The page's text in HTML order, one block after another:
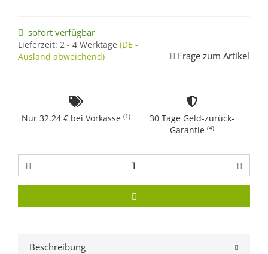
sofort verfügbar
Lieferzeit: 2 - 4 Werktage (DE -
Ausland abweichend)
Frage zum Artikel
Nur 32.24 € bei Vorkasse (1)
30 Tage Geld-zurück-
Garantie (4)
Beschreibung